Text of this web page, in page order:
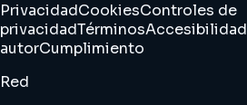
PrivacidadCookiesControles de
privacidadTérminosAccesibilidad
autorCumplimiento
Red